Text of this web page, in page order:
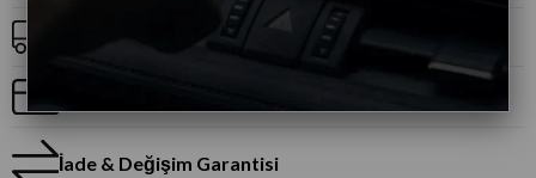
İade & Değişim Garantisi